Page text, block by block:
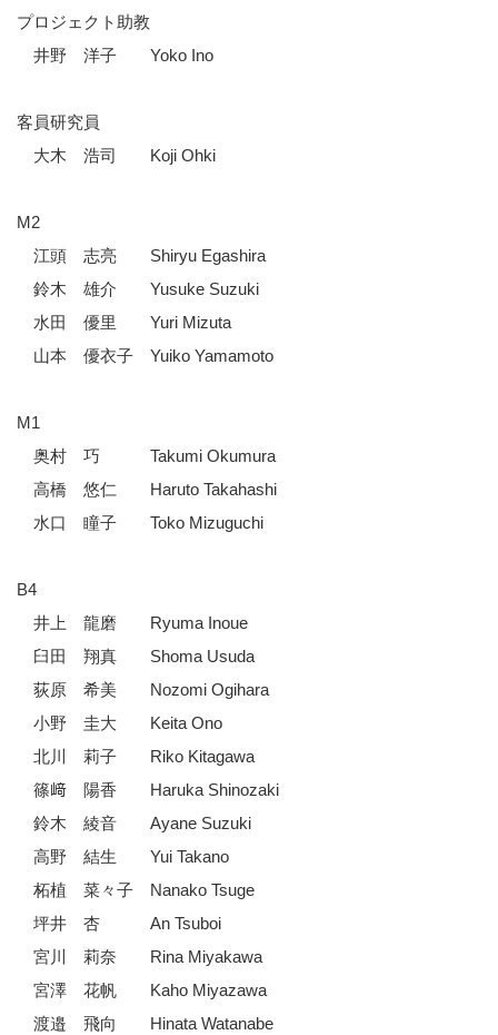
プロジェクト助教
井野 洋子 Yoko Ino
客員研究員
大木 浩司 Koji Ohki
M2
江頭 志亮 Shiryu Egashira
鈴木 雄介 Yusuke Suzuki
水田 優里 Yuri Mizuta
山本 優衣子 Yuiko Yamamoto
M1
奥村 巧 Takumi Okumura
高橋 悠仁 Haruto Takahashi
水口 瞳子 Toko Mizuguchi
B4
井上 龍磨 Ryuma Inoue
臼田 翔真 Shoma Usuda
荻原 希美 Nozomi Ogihara
小野 圭大 Keita Ono
北川 莉子 Riko Kitagawa
篠﨑 陽香 Haruka Shinozaki
鈴木 綾音 Ayane Suzuki
高野 結生 Yui Takano
柘植 菜々子 Nanako Tsuge
坪井 杏 An Tsuboi
宮川 莉奈 Rina Miyakawa
宮澤 花帆 Kaho Miyazawa
渡邉 飛向 Hinata Watanabe